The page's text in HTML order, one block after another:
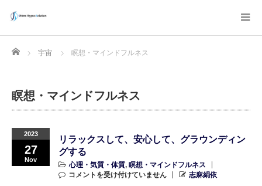
Home 宇宙 瞑想・マインドフルネス
瞑想・マインドフルネス
2023
27
Nov
リラックスして、安心して、グラウンディン
グする
心理・気質・体質, 瞑想・マインドフルネス
コメントを受け付けていません
志麻絹依